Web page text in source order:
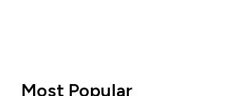
Most Popular